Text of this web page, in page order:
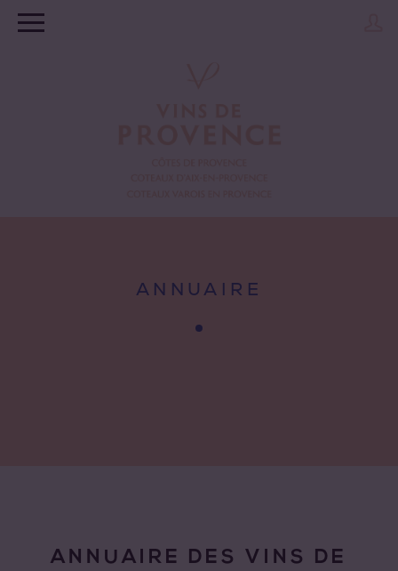
ANNUAIRE
ANNUAIRE DES VINS DE